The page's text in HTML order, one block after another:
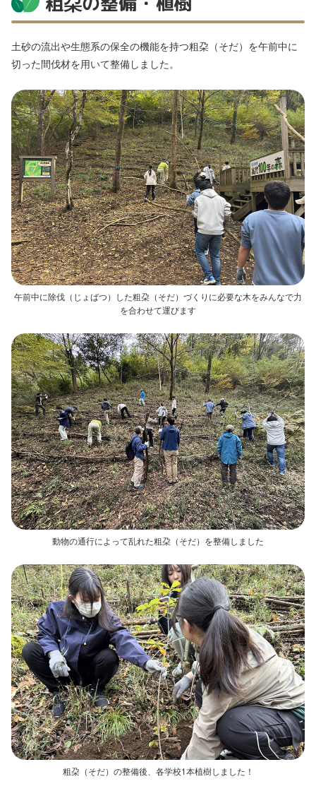
土砂の流出や生態系の保全の機能を持つ粗朶（そだ）を午前中に
切った間伐材を用いて整備しました。
午前中に除伐（じょばつ）した粗朶（そだ）づくりに必要な木をみんなで力
を合わせて運びます
動物の通行によって乱れた粗朶（そだ）を整備しました
粗朶（そだ）の整備後、各学校1本植樹しました！